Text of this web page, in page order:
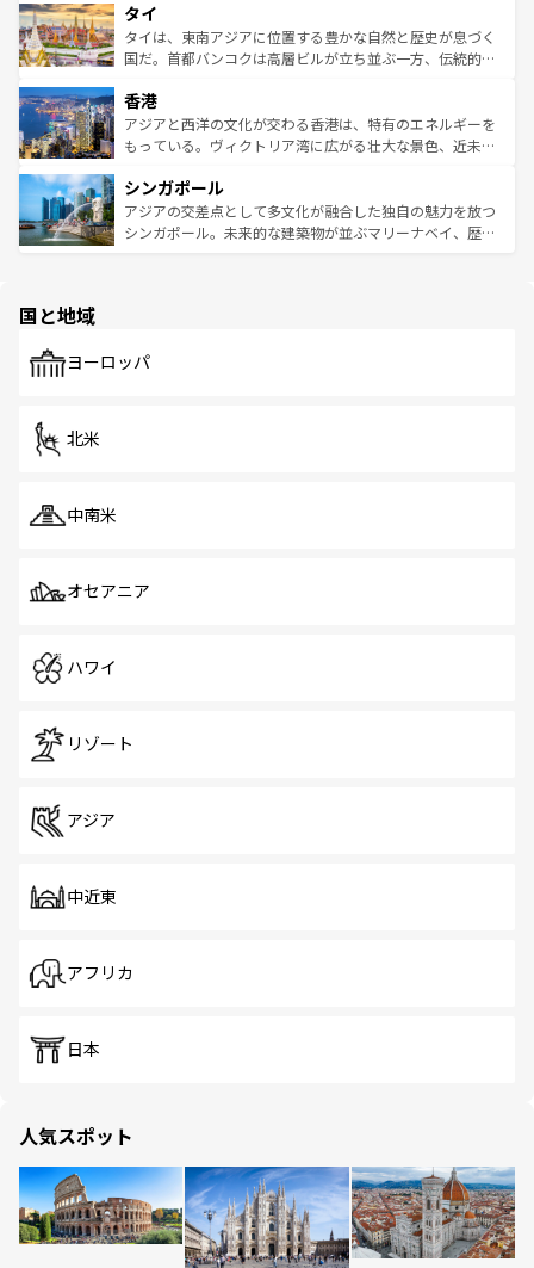
リティに包まれながら、韓国の多彩な魅力を心ゆくまで味
わってみてほしい。 なお、新着の韓国情報はコンテンツ一
覧を参照してほしい。
急速な発展と共に伝統が息づく。ハノイの古い町並みやホ
ーチミン市のフランス統治時代の建物も、独特の雰囲気を
醸し出している。また、バラエティの豊かさとおいしさで
とつ。フォーやバインミー、ベトナムコーヒーなどは、ぜ
ひ現地で味わいたい。どの地域を訪れてもあたたかい人々
が旅行者を迎えてくれるので、きっと忘れられない旅にな
参照してほしい。
タイ
タイは、東南アジアに位置する豊かな自然と歴史が息づく
国だ。首都バンコクは高層ビルが立ち並ぶ一方、伝統的な
の活気が交差している。北部ではチェンマイなどの山岳地
帯で自然と触れ合い、南部ではプーケットやクラビの美し
いビーチでリゾート気分を楽しむことができる。タイ料理
激する。気候は一年中温暖で、どの季節にも異なる楽しみ
が待っている。親しみやすいタイの人々、仏教を中心とし
た文化、そして多様な観光資源が、訪れる旅人を魅了し続
香港
アジアと西洋の文化が交わる香港は、特有のエネルギーを
もっている。ヴィクトリア湾に広がる壮大な景色、近未来
み、どこを訪れても感動するはず。観光スポットが密集し
ており、効率よく見どころを回れるのも魅力。息をのむよ
うな絶景から文化的な体験まで、香港を存分に楽しみ尽く
シンガポール
アジアの交差点として多文化が融合した独自の魅力を放つ
シンガポール。未来的な建築物が並ぶマリーナベイ、歴史
で、ホーカーズは地元の風情を楽しめる外せないスポット
国と地域
ヨーロッパ
北米
中南米
オセアニア
ハワイ
リゾート
アジア
中近東
アフリカ
日本
人気スポット